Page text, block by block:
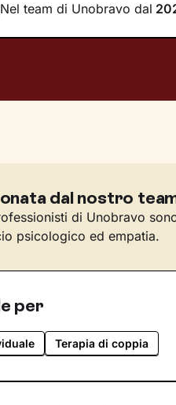
Nel team di Unobravo dal
dal nostro
di Unobravo
psicologico ed empatia.
per
Terapia di coppia